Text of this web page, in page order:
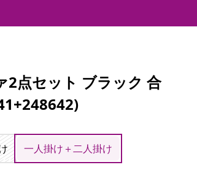
2点セット ブラック 合
一人掛け＋二人掛け